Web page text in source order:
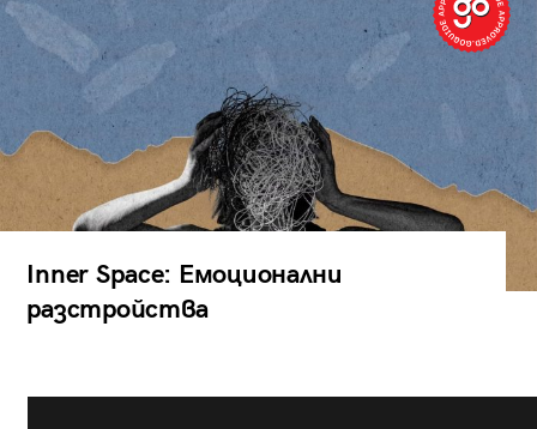
Inner Space: Емоционални
разстройства